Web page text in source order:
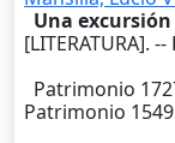
Una
[LITERATURA]. --
Patrimonio
Patrimonio